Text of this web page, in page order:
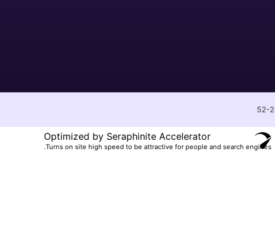
Optimized by Seraphinite Accelerator
Turns on site high speed to be attractive for people and search engines.